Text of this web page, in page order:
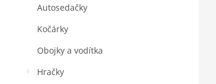
Autosedačky
Kočárky
Obojky a vodítka
Hračky